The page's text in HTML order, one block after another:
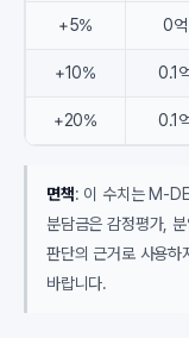
+5% 0억
+10% 0.1
+20% 0.1
면책: 이 수치는 M-
분담금은 감정평가,
판단의 근거로 사용하
바랍니다.